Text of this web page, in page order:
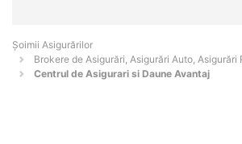
Șoimii Asigurărilor
Brokere de Asigurări, Asigurări Auto, Asigurări
Centrul de Asigurari si Daune Avantaj